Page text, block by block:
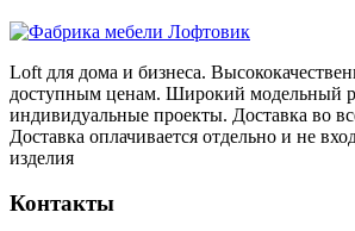
Loft для дома и бизнеса.
доступным ценам. Широкий модельный
индивидуальные проекты. Доставка во
Доставка оплачивается отдельно и не
изделия
Контакты